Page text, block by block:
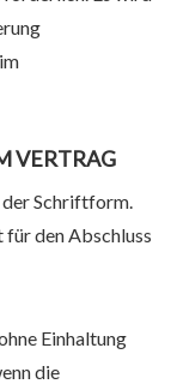
VERTRAG
der Schriftform.
den Abschluss
Einhaltung
die